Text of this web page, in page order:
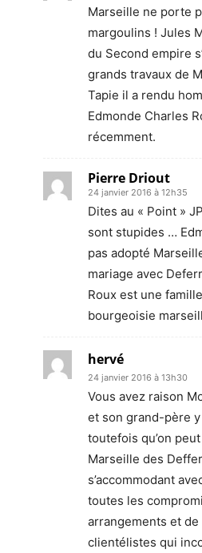
Marseille ne porte
margoulins ! Jules
du Second empire
grands travaux de
Tapie il a rendu
Edmonde Charles
récemment.
Pierre Driout
24 janvier 2016 à 12h35
Dites au « Point »
sont stupides …
pas adopté
mariage avec
Roux est une
bourgeoisie
hervé
24 janvier 2016 à 13h30
Vous avez raison
et son grand-père
toutefois qu’on
Marseille des
s’accommodant
toutes les
arrangements et
clientélistes qui